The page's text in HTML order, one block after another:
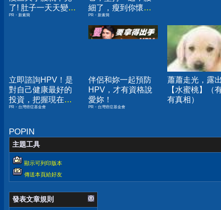
了! 肚子一天天變
小！
PR・新素簡
細了，瘦到你懷疑
人生
PR・新素簡
立即諮詢HPV！是
對自己健康最好的
投資，把握現在不
嫌晚！
PR・台灣癌症基金會
伴侶和妳一起預防
HPV，才有資格說
愛妳！
PR・台灣癌症基金會
蕭蕭走光，露
【水蜜桃】（
有真相）
POPIN
主題工具
顯示可列印版本
傳送本頁給好友
發表文章規則